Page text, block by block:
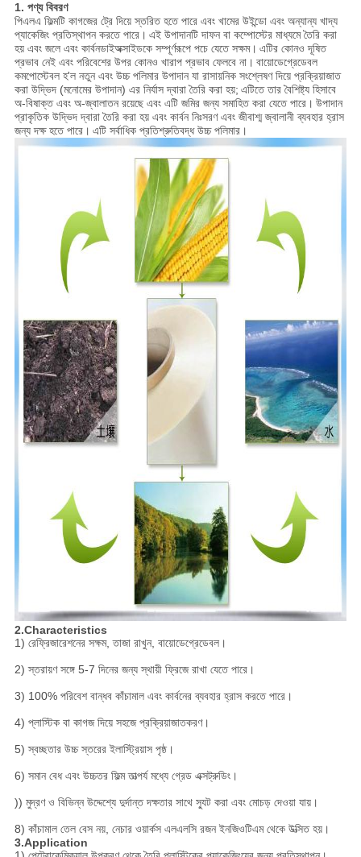
1. পণ্য বিবরণ
পিএলএ ফিল্মটি কাগজের ট্রে দিয়ে স্তরিত হতে পারে এবং খামের উইন্ডো এবং অন্যান্য খাদ্য
প্যাকেজিং প্রতিস্থাপন করতে পারে। এই উপাদানটি দাফন বা কম্পোস্টের মাধ্যমে তৈরি করা
হয় এবং জলে এবং কার্বনডাইঅক্সাইডকে সম্পূর্ণরূপে পচে যেতে সক্ষম। এটির কোনও দূষিত
প্রভাব নেই এবং পরিবেশের উপর কোনও খারাপ প্রভাব ফেলবে না। বায়োডেগ্রেডেবল
কমপোস্টেবল হ'ল নতুন এবং উচ্চ পলিমার উপাদান যা রাসায়নিক সংশ্লেষণ দিয়ে প্রক্রিয়াজাত
করা উদ্ভিদ (মনোমের উপাদান) এর নির্যাস দ্বারা তৈরি করা হয়; এটিতে তার বৈশিষ্ট্য হিসাবে
অ-বিষাক্ত এবং অ-জ্বালাতন রয়েছে এবং এটি জমির জন্য সমাহিত করা যেতে পারে। উপাদান
প্রাকৃতিক উদ্ভিদ দ্বারা তৈরি করা হয় এবং কার্বন নিঃসরণ এবং জীবাশ্ম জ্বালানী ব্যবহার হ্রাস
জন্য দক্ষ হতে পারে। এটি সর্বাধিক প্রতিশ্রুতিবদ্ধ উচ্চ পলিমার।
2.Characteristics
1) রেফ্রিজারেশনের সক্ষম, তাজা রাখুন, বায়োডেগ্রেডেবল।
2) স্তরায়ণ সঙ্গে 5-7 দিনের জন্য স্থায়ী ফ্রিজে রাখা যেতে পারে।
3) 100% পরিবেশ বান্ধব কাঁচামাল এবং কার্বনের ব্যবহার হ্রাস করতে পারে।
4) প্লাস্টিক বা কাগজ দিয়ে সহজে প্রক্রিয়াজাতকরণ।
5) স্বচ্ছতার উচ্চ স্তরের ইলাস্ট্রিয়াস পৃষ্ঠ।
6) সমান বেধ এবং উচ্চতর ফিল্ম তাত্পর্য মধ্যে গ্রেড এক্সট্রুডিং।
)) মুদ্রণ ও বিভিন্ন উদ্দেশ্যে দুর্দান্ত দক্ষতার সাথে স্যুট করা এবং মোচড় দেওয়া যায়।
8) কাঁচামাল তেল বেস নয়, নেচার ওয়ার্কস এলএলসি রজন ইনজিওটিএম থেকে উত্সিত হয়।
3.Application